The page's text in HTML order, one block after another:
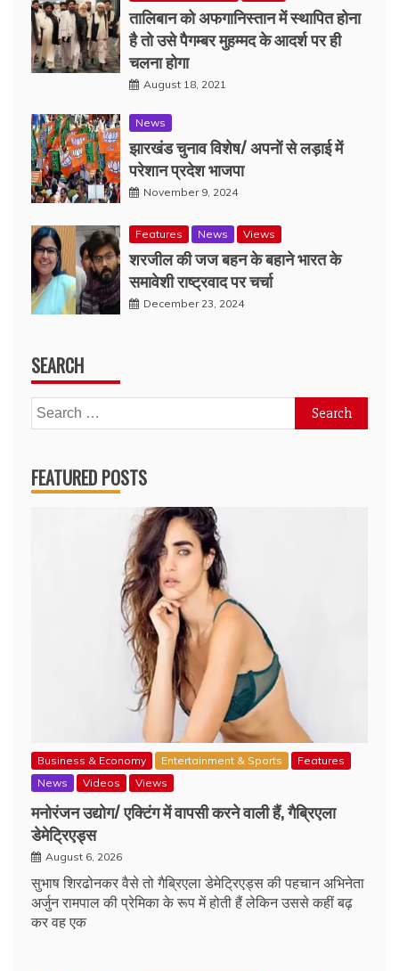
तालिबान को अफगानिस्तान में स्थापित होना
है तो उसे पैगम्बर मुहम्मद के आदर्श पर ही
चलना होगा
August 18, 2021
News
झारखंड चुनाव विशेष/ अपनों से लड़ाई में
परेशान प्रदेश भाजपा
November 9, 2024
Features News Views
शरजील की जज बहन के बहाने भारत के
समावेशी राष्ट्रवाद पर चर्चा
December 23, 2024
SEARCH
Search
for:
FEATURED POSTS
Business & Economy Entertainment & Sports
Features
News
Videos Views
मनोरंजन उद्योग/ एक्टिंग में वापसी करने वाली हैं, गैब्रिएला
डेमेट्रिएड्स
August 6, 2026
सुभाष शिरढोनकर वैसे तो गैब्रिएला डेमेट्रिएड्स की पहचान अभिनेता
अर्जुन रामपाल की प्रेमिका के रूप में होती हैं लेकिन उससे कहीं बढ़
कर वह एक